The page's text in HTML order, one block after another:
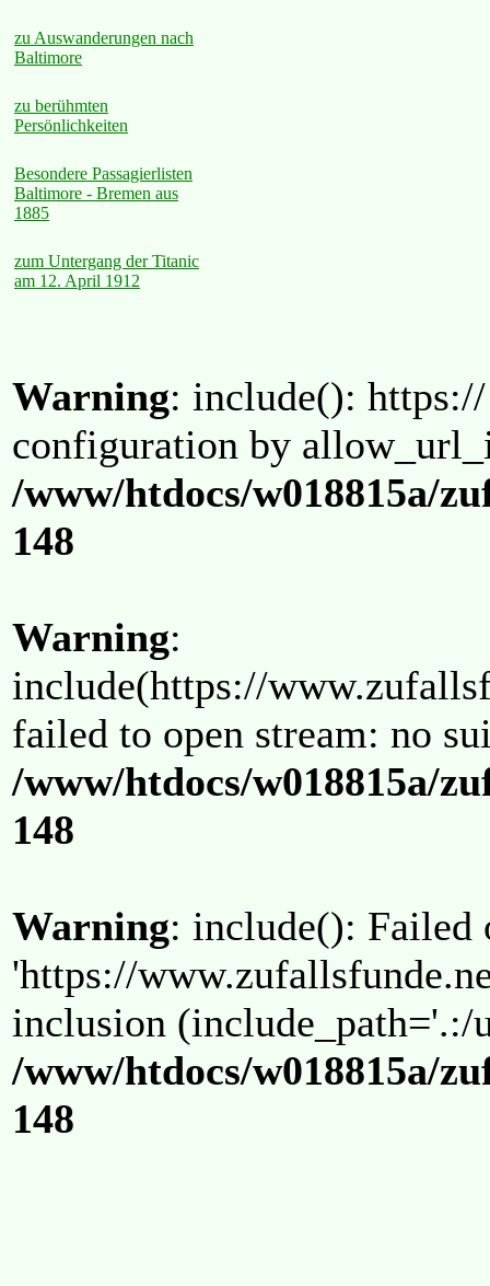
zu Auswanderungen nach
Baltimore
zu berühmten
Persönlichkeiten
Besondere Passagierlisten
Baltimore - Bremen aus
1885
zum Untergang der Titanic
am 12. April 1912
Warning: include():
configuration by
/www/htdocs/w018815a/
148
Warning:
include(https://
failed to open stream: no
/www/htdocs/w018815a/
148
Warning: include(): Failed
'https://
inclusion (include_path='.:/
/www/htdocs/w018815a/
148